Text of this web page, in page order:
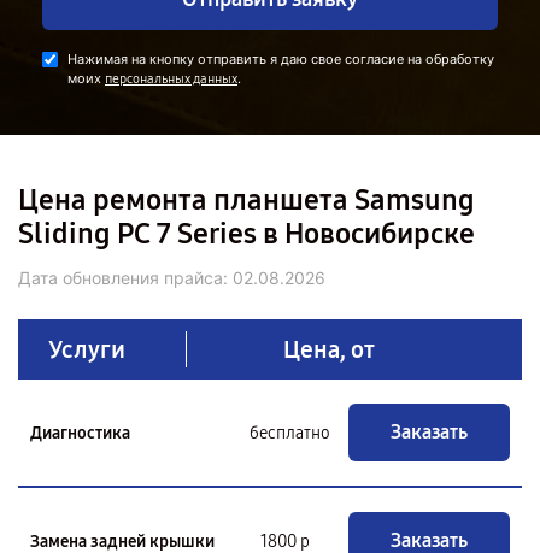
Нажимая на кнопку отправить я даю свое согласие на обработку
моих персональных данных.
Цена ремонта планшета Samsung
Sliding PC 7 Series в Новосибирске
Дата обновления прайса: 02.08.2026
Услуги Цена, от
Диагностика бесплатно Заказать
Замена задней крышки 1800 р Заказать